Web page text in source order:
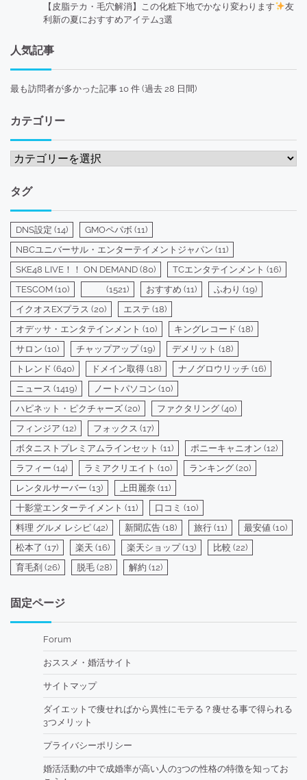
【皮脂テカ・毛穴解消】この化粧下地でかなり変わります
友
利新の夏におすすめアイテム3選
人気記事
最も訪問者が多かった記事 10 件 (過去 28 日間)
カテゴリー
カ
ゴ
リ
ー
タグ
DNS設定 (14) GMOペパボ (11)
NBCユニバーサル・エンターテイメントジャパン (11)
SKE48 LIVE！！ ON DEMAND (80) TCエンタテインメント (16)
TESCOM (10) (1521) おすすめ (11) ふわり (19)
イクオスEXプラス (20) エステ (18)
オデッサ・エンタテインメント (10) キングレコード (18)
サロン (10) チャップアップ(19) デメリット (18)
トレンド (640) ドメイン取得 (18) ナノグロウリッチ (16)
ニュース (1419) ノートパソコン (10)
ハピネット・ピクチャーズ (20) ファクタリング (40)
フィンジア (12) フォックス (17)
ボタニストプレミアムラインセット (11) ポニーキャニオン (12)
ラフィー (14) ラミアクリエイト (10) ランキング (20)
レンタルサーバー (13) 上田麗奈 (11)
十影堂エンターテイメント (11) 口コミ (10)
料理 グルメ レシピ (42) 新聞広告 (18) 旅行 (11) 最安値 (10)
松本了 (17) 楽天 (16) 楽天ショップ(13) 比較 (22)
育毛剤 (26) 脱毛 (28) 解約 (12)
固定ページ
Forum
おススメ・婚活サイト
サイトマップ
ダイエットで痩せればから異性にモテる？痩せる事で得られる
3つメリット
プライバシーポリシー
婚活活動の中で成婚率が高い人の3つの性格の特徴を知ってお